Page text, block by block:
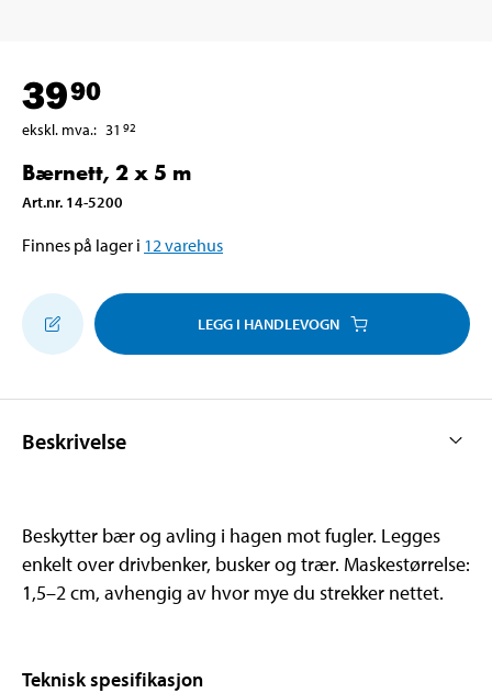
3990
ekskl. mva.: 31 92
Bærnett, 2 x 5 m
Art.nr. 14-5200
Finnes på lager i 12 varehus
LEGG I HANDLEVOGN
Beskrivelse
Beskytter bær og avling i hagen mot fugler. Legges
enkelt over drivbenker, busker og trær. Maskestørrelse:
1,5–2 cm, avhengig av hvor mye du strekker nettet.
Teknisk spesifikasjon